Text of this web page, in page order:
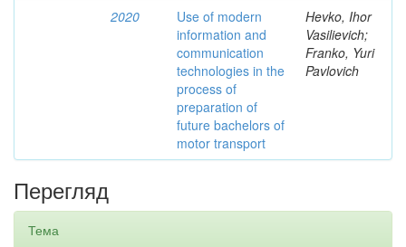
2020
Use of modern
information and
communication
technologies in the
process of
preparation of
future bachelors of
motor transport
Hevko, Ihor
Vasilievich;
Franko, Yuri
Pavlovich
Перегляд
Тема